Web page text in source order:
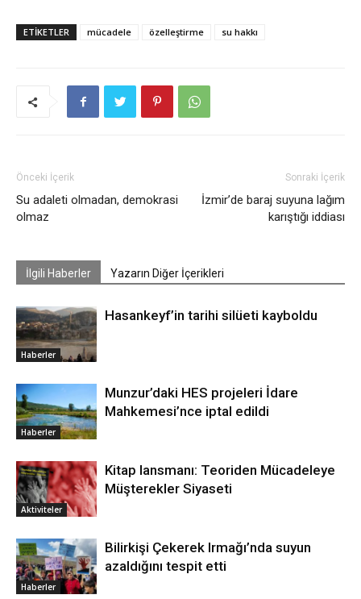
ETIKETLER mücadele özelleştirme su hakkı
Önceki İçerik
Su adaleti olmadan, demokrasi
olmaz
Sonraki İçerik
İzmir’de baraj suyuna lağım
karıştığı iddiası
İlgili Haberler Yazarın Diğer İçerikleri
Haberler
Hasankeyf’in tarihi silüeti kayboldu
Haberler
Munzur’daki HES projeleri İdare
Mahkemesi’nce iptal edildi
Aktiviteler
Kitap lansmanı: Teoriden Mücadeleye
Müşterekler Siyaseti
Haberler
Bilirkişi Çekerek Irmağı’nda suyun
azaldığını tespit etti